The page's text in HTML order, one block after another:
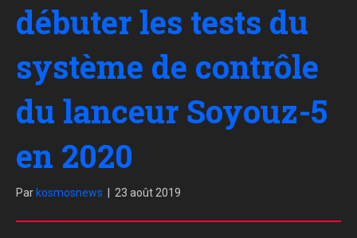
débuter les tests du
système de contrôle
du lanceur Soyouz-5
en 2020
Par kosmosnews 23 août 2019